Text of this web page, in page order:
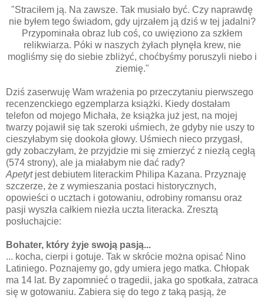
"Straciłem ją. Na zawsze. Tak musiało być. Czy naprawdę
nie byłem tego świadom, gdy ujrzałem ją dziś w tej jadalni?
Przypominała obraz lub coś, co uwięziono za szkłem
relikwiarza. Póki w naszych żyłach płynęła krew, nie
mogliśmy się do siebie zbliżyć, choćbyśmy poruszyli niebo i
ziemię."
Dziś zaserwuję Wam wrażenia po przeczytaniu pierwszego
recenzenckiego egzemplarza książki. Kiedy dostałam
telefon od mojego Michała, że książka już jest, na mojej
twarzy pojawił się tak szeroki uśmiech, że gdyby nie uszy to
cieszyłabym się dookoła głowy. Uśmiech nieco przygasł,
gdy zobaczyłam, że przyjdzie mi się zmierzyć z niezłą cegłą
(574 strony), ale ja miałabym nie dać rady?
Apetyt jest debiutem literackim Philipa Kazana. Przyznaję
szczerze, że z wymieszania postaci historycznych,
opowieści o ucztach i gotowaniu, odrobiny romansu oraz
pasji wyszła całkiem niezła uczta literacka. Zresztą
posłuchajcie:
Bohater, który żyje swoją pasją...
... kocha, cierpi i gotuje. Tak w skrócie można opisać Nino
Latiniego. Poznajemy go, gdy umiera jego matka. Chłopak
ma 14 lat. By zapomnieć o tragedii, jaka go spotkała, zatraca
się w gotowaniu. Zabiera się do tego z taką pasją, że